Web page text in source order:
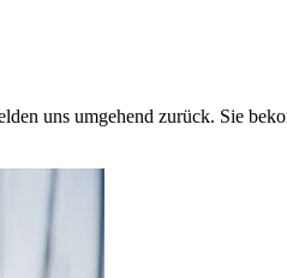
uns umgehend zurück. Sie